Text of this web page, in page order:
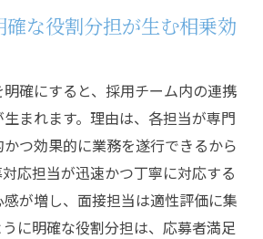
な役割分担が生む相乗効
確にすると、採用チーム内の連携
まれます。理由は、各担当が専門
つ効果的に業務を遂行できるから
応担当が迅速かつ丁寧に対応する
が増し、面接担当は適性評価に集
に明確な役割分担は、応募者満足